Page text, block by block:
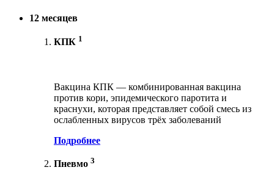
12 месяцев
КПК 1
Вакцина КПК — комбинированная вакцина
против кори, эпидемического паротита и
краснухи, которая представляет собой смесь из
ослабленных вирусов трёх заболеваний
Подробнее
Пневмо 3